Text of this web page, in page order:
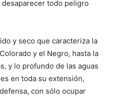
desaparecer todo peligro
y seco que caracteriza la
y el Negro, hasta la
y lo profundo de las aguas
en toda su extensión,
con sólo ocupar